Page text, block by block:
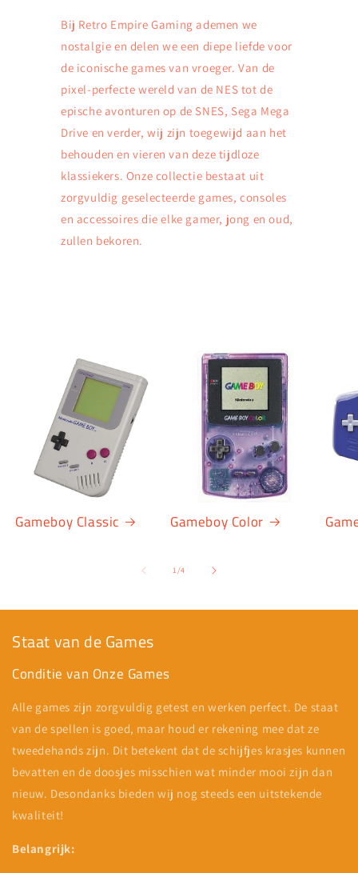
Bij Retro Empire Gaming ademen we
nostalgie en delen we een diepe liefde voor
de iconische games van vroeger. Van de
pixel-perfecte wereld van de NES tot de
epische avonturen op de SNES, Sega Mega
Drive en verder, wij zijn toegewijd aan het
behouden en vieren van deze tijdloze
klassiekers. Onze collectie bestaat uit
zorgvuldig geselecteerde games, consoles
en accessoires die elke gamer, jong en oud,
zullen bekoren.
Gameboy Classic Gameboy Color
1/van
4
Staat van de Games
Conditie van Onze Games
Alle games zijn zorgvuldig getest en werken perfect. De staat
van de spellen is goed, maar houd er rekening mee dat ze
tweedehands zijn. Dit betekent dat de schijfjes krasjes kunnen
bevatten en de doosjes misschien wat minder mooi zijn dan
nieuw. Desondanks bieden wij nog steeds een uitstekende
kwaliteit!
Belangrijk: